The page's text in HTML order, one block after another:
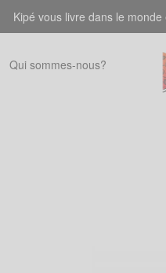
Kipé vous livre dans le
Qui sommes-nous?